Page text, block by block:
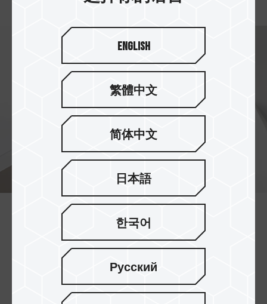
有效减碳护地球
每个 C175 ECO 净零 U盘可减少 69%碳排放量
每 100,000 个相当于节省近 20 万 3000 张
English
繁體中文
简体中文
日本語
한국어
Русский